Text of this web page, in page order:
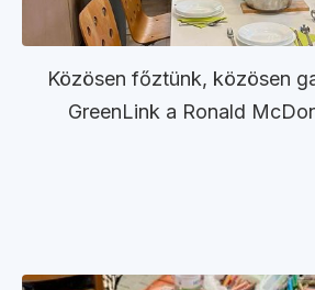
Közösen főztünk, közösen
GreenLink a Ronald